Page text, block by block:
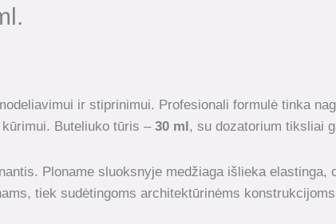
ir stiprinimui. Profesionali formulė tinka
Buteliuko tūris – 30 ml , su dozatorium tiksliai
Ploname sluoksnyje medžiaga išlieka elastinga,
tiek sudėtingoms architektūrinėms